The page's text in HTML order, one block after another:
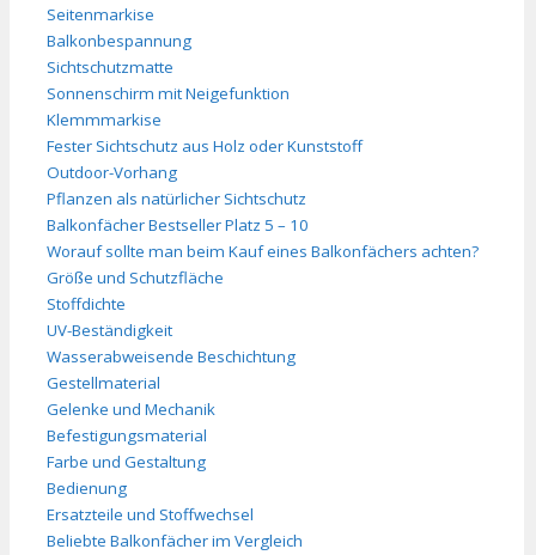
Seitenmarkise
Balkonbespannung
Sichtschutzmatte
Sonnenschirm mit Neigefunktion
Klemmmarkise
Fester Sichtschutz aus Holz oder Kunststoff
Outdoor-Vorhang
Pflanzen als natürlicher Sichtschutz
Balkonfächer Bestseller Platz 5 – 10
Worauf sollte man beim Kauf eines Balkonfächers achten?
Größe und Schutzfläche
Stoffdichte
UV-Beständigkeit
Wasserabweisende Beschichtung
Gestellmaterial
Gelenke und Mechanik
Befestigungsmaterial
Farbe und Gestaltung
Bedienung
Ersatzteile und Stoffwechsel
Beliebte Balkonfächer im Vergleich